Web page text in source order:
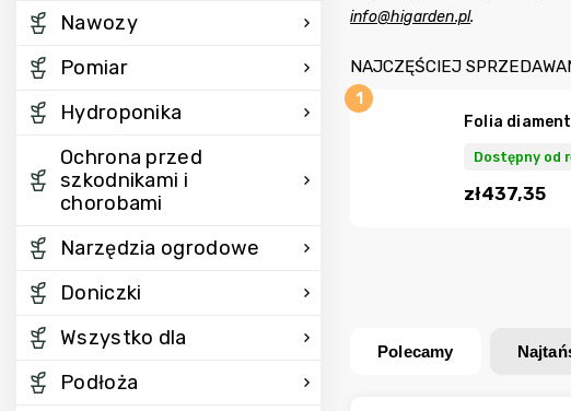
Nawozy
Pomiar
Hydroponika
Ochrona przed
szkodnikami i
chorobami
Narzędzia ogrodowe
Doniczki
Wszystko dla
Podłoża
info@higarden.pl.
NAJCZĘŚCIEJ
Folia
Dostępny od
zł437,35
Polecamy